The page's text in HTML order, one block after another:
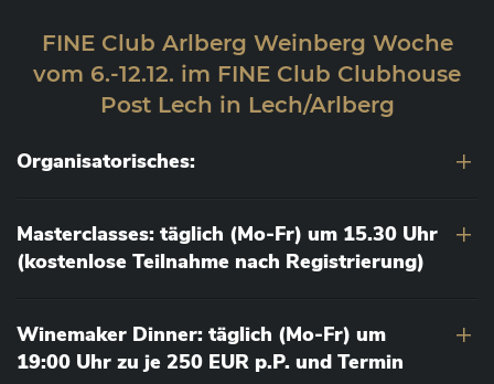
FINE Club Arlberg Weinberg Woche
vom 6.-12.12. im FINE Club Clubhouse
Post Lech in Lech/Arlberg
Organisatorisches:
Masterclasses: täglich (Mo-Fr) um 15.30 Uhr
(kostenlose Teilnahme nach Registrierung)
Winemaker Dinner: täglich (Mo-Fr) um
19:00 Uhr zu je 250 EUR p.P. und Termin